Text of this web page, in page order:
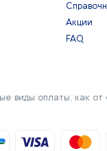
Акции
FAQ
виды оплаты, как от